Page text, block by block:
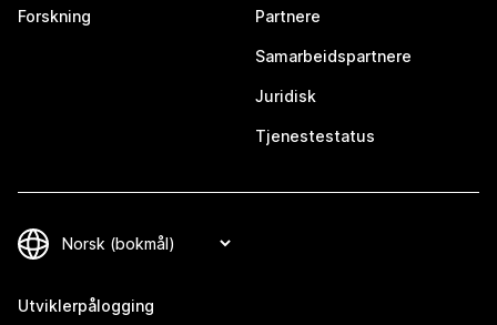
Forskning Partnere
Samarbeidspartnere
Juridisk
Tjenestestatus
Utviklerpålogging